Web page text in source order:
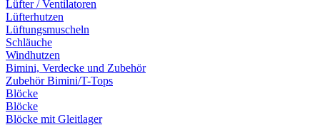
Lüfter / Ventilatoren
Lüfterhutzen
Lüftungsmuscheln
Schläuche
Windhutzen
Bimini, Verdecke und Zubehör
Zubehör Bimini/T-Tops
Blöcke
Blöcke
Blöcke mit Gleitlager